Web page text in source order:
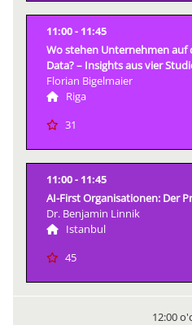
11:00
11:45
Wo stehen Unternehmen auf
Data? – Insights aus vier
Florian Bigelmaier
Riga
31
11:00
11:45
AI-First Organisationen: Der
Dr. Benjamin Linnik
Istanbul
45
12:00